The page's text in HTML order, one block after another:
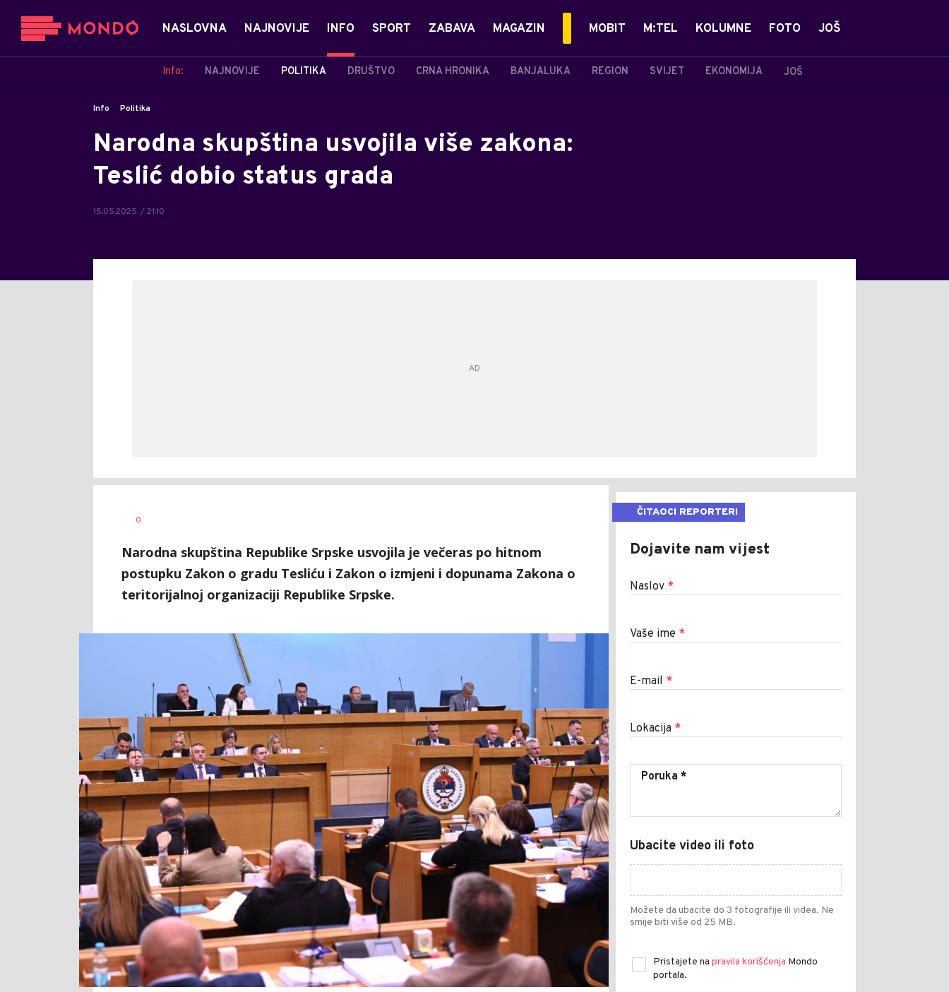
NASLOVNA NAJNOVIJE INFO
Info: NAJNOVIJE POLITIKA DRUŠTVO CRNA HRONIKA BANJALUKA REGION SVIJET EKONOMIJA JOŠ
SPORT ZABAVA MAGAZIN MOBIT M:TEL KOLUMNE FOTO JOŠ
Info Politika
Narodna skupština usvojila više zakona:
Teslić dobio status grada
15.05.2025. / 21:10
AUTOR
0
Narodna skupština Republike Srpske usvojila je večeras po hitnom
postupku Zakon o gradu Tesliću i Zakon o izmjeni i dopunama Zakona o
teritorijalnoj organizaciji Republike Srpske.
ČITAOCI REPORTERI
Dojavite nam vijest
Naslov *
Vaše ime *
E-mail *
Lokacija *
Ubacite video ili foto
Možete da ubacite do 3 fotografije ili videa. Ne
smije biti više od 25 MB.
Pristajete na pravila korišćenja Mondo
portala.